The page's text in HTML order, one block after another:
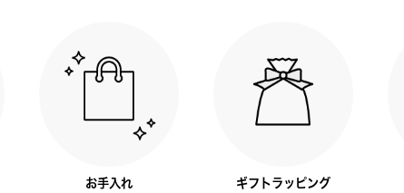
お手入れ ギフトラッピング